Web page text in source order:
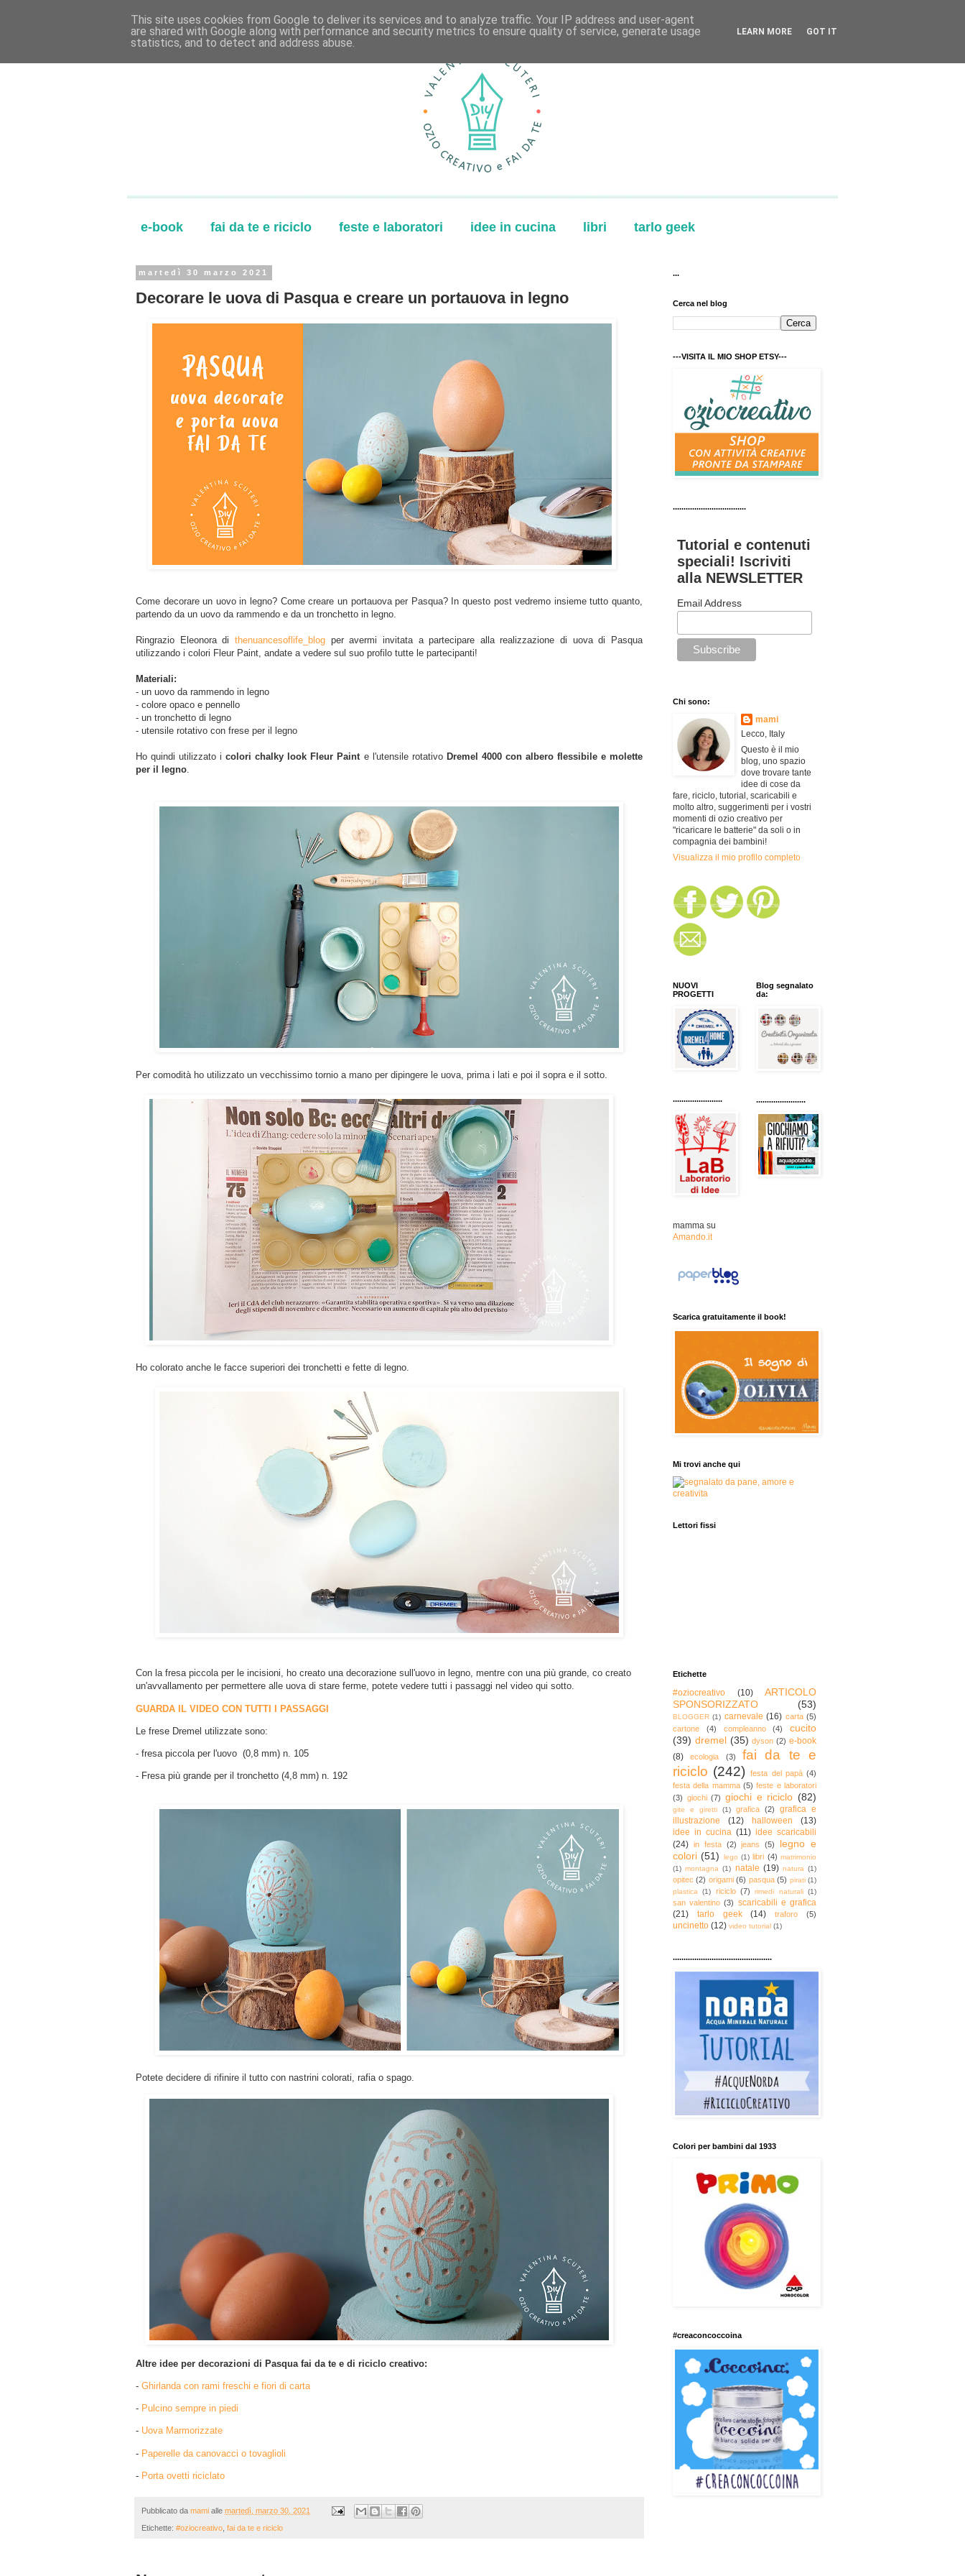
e-book fai da te e riciclo feste e laboratori idee in cucina libri tarlo geek
martedì 30 marzo 2021
Decorare le uova di Pasqua e creare un portauova in legno
Come decorare un uovo in legno? Come creare un portauova per Pasqua? In questo post vedremo insieme tutto quanto,
partendo da un uovo da rammendo e da un tronchetto in legno.
Ringrazio Eleonora di thenuancesoflife_blogper avermi invitata a partecipare alla realizzazione di uova di Pasqua
utilizzando i colori Fleur Paint, andate a vedere sul suo profilo tutte le partecipanti!
Materiali:
- un uovo da rammendo in legno
- colore opaco e pennello
- un tronchetto di legno
- utensile rotativo con frese per il legno
Ho quindi utilizzato icolori chalky look Fleur Paint e l'utensile rotativoDremel 4000 con albero flessibile e molette
per il legno.
Per comodità ho utilizzato un vecchissimo tornio a mano per dipingere le uova, prima i lati e poi il sopra e il sotto.
Ho colorato anche le facce superiori dei tronchetti e fette di legno.
Con la fresa piccola per le incisioni, ho creato una decorazione sull'uovo in legno, mentre con una più grande, co creato
un'avvallamento per permettere alle uova di stare ferme, potete vedere tutti i passaggi nel video qui sotto.
GUARDA IL VIDEO CON TUTTI I PASSAGGI
Le frese Dremel utilizzate sono:
- fresa piccola per l'uovo (0,8 mm) n. 105
- Fresa più grande per il tronchetto (4,8 mm) n. 192
Potete decidere di rifinire il tutto con nastrini colorati, rafia o spago.
Altre idee per decorazioni di Pasqua fai da te e di riciclo creativo:
- Ghirlanda con rami freschi e fiori di carta
- Pulcino sempre in piedi
- Uova Marmorizzate
- Paperelle da canovacci o tovaglioli
- Porta ovetti riciclato
Pubblicato da mami alle martedì, marzo 30, 2021
Etichette: #oziocreativo fai da te e riciclo
...
Cerca nel blog
---VISITA IL MIO SHOP ETSY---
..................................
Tutorial e contenuti
speciali! Iscriviti
alla NEWSLETTER
Email Address
Chi sono:
mami
Lecco, Italy
Questo è il mio
blog, uno spazio
dove trovare tante
idee di cose da
fare, riciclo, tutorial, scaricabili e
molto altro, suggerimenti per i vostri
momenti di ozio creativo per
"ricaricare le batterie" da soli o in
compagnia dei bambini!
Visualizza il mio profilo completo
NUOVI
PROGETTI
.......................
mamma su
Amando.it
Blog segnalato
da:
.......................
Scarica gratuitamente il book!
Mi trovi anche qui
Lettori fissi
Etichette
#oziocreativo (10)
ARTICOLO
SPONSORIZZATO
(53)
BLOGGER (1) carnevale (16) carta (5)
cartone
(4) compleanno (4)
cucito
(39) dremel (35) dyson (2) e-book
(8)
ecologia (3)
fai da te e
riciclo (242) festa del papà (4)
festa della mamma (5) feste e laboratori
(3) giochi (7) giochi e riciclo (82)
gite e giretti (1) grafica (2)
grafica e
illustrazione
(12) halloween
(13)
idee in cucina (11) idee scaricabili
(24) in festa (2) jeans (5)
legno e
colori (51) lego (1) libri (4) matrimonio
(1) montagna (1) natale (19) natura (1)
opitec (2) origami (6) pasqua (5) pirati (1)
plastica (1) riciclo (7) rimedi naturali (1)
san valentino (3) scaricabili e grafica
(21)
tarlo geek (14) traforo (5)
uncinetto (12) video tutorial (1)
..............................................
Colori per bambini dal 1933
#creaconcoccoina
This site uses cookies from Google to deliver its services and to analyze traffic. Your IP address and user-agent
are shared with Google along with performance and security metrics to ensure quality of service, generate usage
statistics, and to detect and address abuse.
LEARN MORE GOT IT